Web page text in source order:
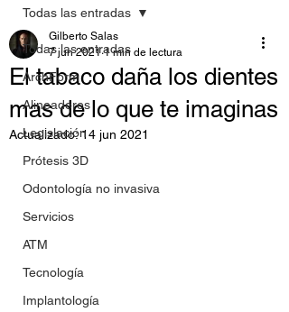
Todas las entradas
ArchForm
Alineadores
Legislación
Prótesis 3D
Odontología no invasiva
Servicios
ATM
Tecnología
Implantología
Todas las entradas
El tabaco daña los dientes
mas de lo que te imaginas
Gilberto Salas
7 jun 2021 1 min de lectura
Actualizado:14 jun 2021